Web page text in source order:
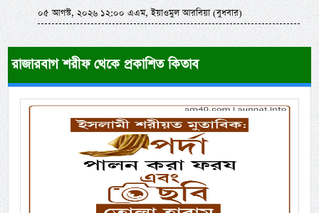
০৫ আগস্ট, ২০২৬ ১২:০০ এএম, ইয়াওমুল আরবিয়া (বুধবার)
রাজারবাগ শরীফ থেকে প্রকাশিত কিতাব